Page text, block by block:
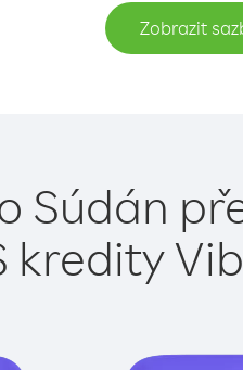
Zobrazit
Súdán
kredity